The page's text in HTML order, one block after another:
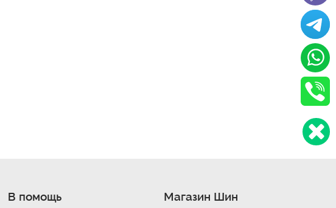
В помощь Магазин Шин